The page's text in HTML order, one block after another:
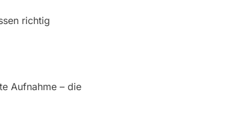
richtig
Aufnahme – die